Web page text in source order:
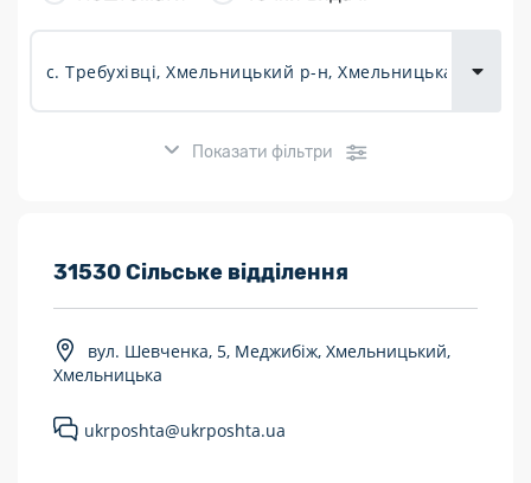
Показати фільтри
Розклад роботи:
Працюють після 19:00
31530 Сільське відділення
вул. Шевченка, 5, Меджибіж, Хмельницький,
Хмельницька
ukrposhta@ukrposhta.ua